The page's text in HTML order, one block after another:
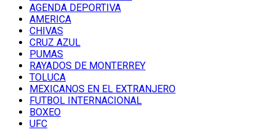
AGENDA DEPORTIVA
AMERICA
CHIVAS
CRUZ AZUL
PUMAS
RAYADOS DE MONTERREY
TOLUCA
MEXICANOS EN EL EXTRANJERO
FUTBOL INTERNACIONAL
BOXEO
UFC